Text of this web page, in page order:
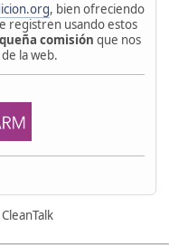
, bien ofreciendo
registren usando estos
comisión que nos
la web.